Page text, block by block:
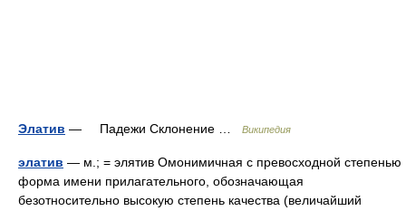
Элатив — Падежи Склонение … Википедия
элатив — м.; = элятив Омонимичная с превосходной степенью
форма имени прилагательного, обозначающая
безотносительно высокую степень качества (величайший